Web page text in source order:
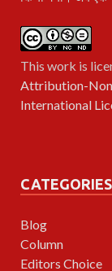
This work is
Attribution-
International
CATEGORIES
Blog
Column
Editors Choice